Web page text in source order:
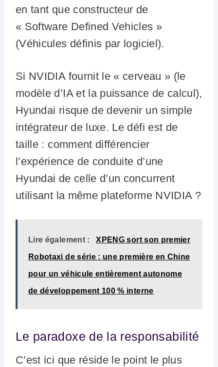
en tant que constructeur de
« Software Defined Vehicles »
(Véhicules définis par logiciel).
Si NVIDIA fournit le « cerveau » (le
modèle d’IA et la puissance de calcul),
Hyundai risque de devenir un simple
intégrateur de luxe. Le défi est de
taille : comment différencier
l’expérience de conduite d’une
Hyundai de celle d’un concurrent
utilisant la même plateforme NVIDIA ?
Lire également : XPENG sort son premier
Robotaxi de série : une première en Chine
pour un véhicule entièrement autonome
de développement 100 % interne
Le paradoxe de la responsabilité
C’est ici que réside le point le plus